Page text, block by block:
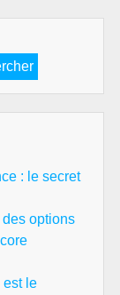
: le secret
options
est le